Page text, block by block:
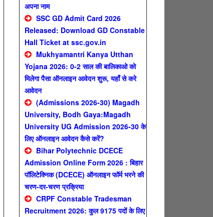
अपना नाम
SSC GD Admit Card 2026
Released: Download GD Constable
Hall Ticket at ssc.gov.in
Mukhyamantri Kanya Utthan
Yojana 2026: 0-2 साल की बालिकाओ को
मिलेगा पैसा ऑनलाइन आवेदन शुरू, यहाँ से करे
आवेदन
(Admissions 2026-30) Magadh
University, Bodh Gaya:Magadh
University UG Admission 2026-30 के
लिए ऑनलाइन आवेदन कैसे करें?
Bihar Polytechnic DCECE
Admission Online Form 2026 : बिहार
पॉलिटेक्निक (DCECE) ऑनलाइन फॉर्म भरने की
चरण-दर-चरण प्रक्रिया
CRPF Constable Tradesman
Recruitment 2026: कुल 9175 पदों के लिए